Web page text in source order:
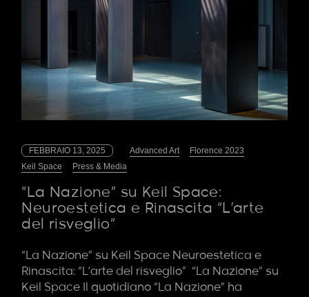
FEBBRAIO 13, 2025 Advanced Art
Florence 2023
Keil Space
Press & Media
“La Nazione” su Keil Space:
Neuroestetica e Rinascita “L’arte
del risveglio”
“La Nazione” su Keil Space Neuroestetica e
Rinascita: “L’arte del risveglio” “La Nazione” su
Keil Space Il quotidiano “La Nazione” ha